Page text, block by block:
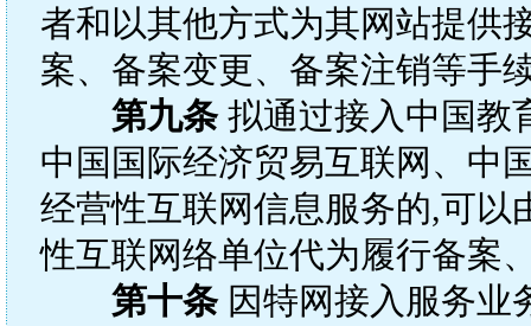
者和以其他方式为其网站提供
案、备案变更、备案注销等手
第九条拟通过接入中国教
中国国际经济贸易互联网、中
经营性互联网信息服务的,可以
性互联网络单位代为履行备案
第十条因特网接入服务业